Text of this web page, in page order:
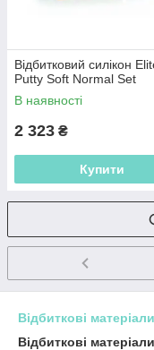
Відбитковий силікон
Putty Soft Normal Set
В наявності
2 323 ₴
Купити
Відбиткові
Відбиткові матеріали